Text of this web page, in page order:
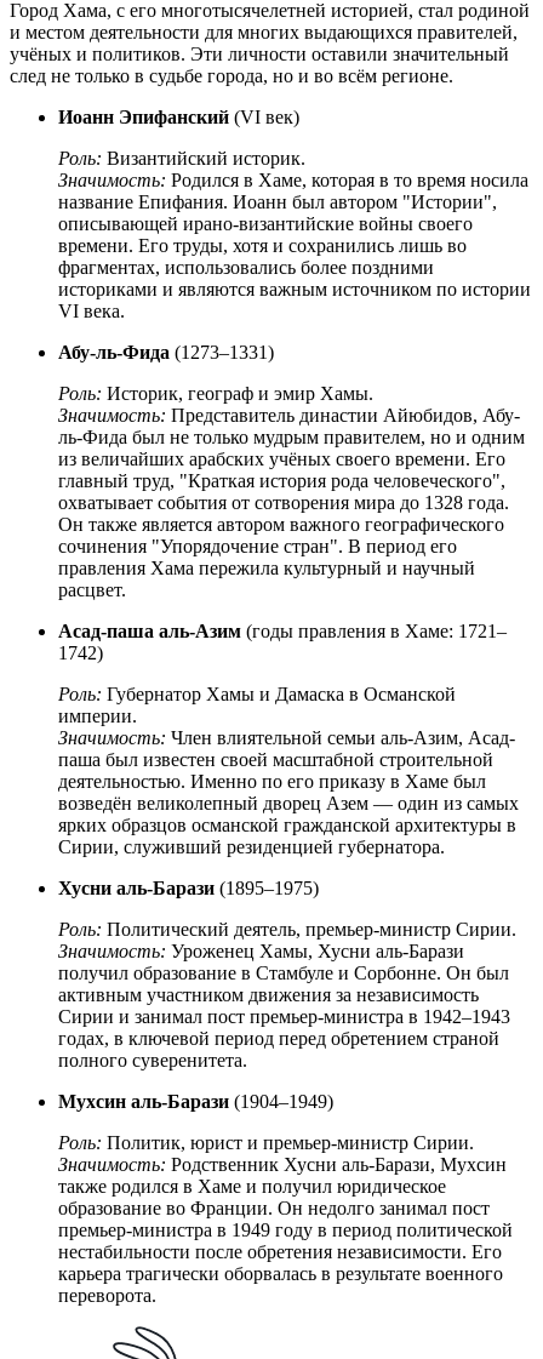
Город Хама, с его многотысячелетней историей, стал родиной
и местом деятельности для многих выдающихся правителей,
учёных и политиков. Эти личности оставили значительный
след не только в судьбе города, но и во всём регионе.
Иоанн Эпифанский (VI век)
Роль: Византийский историк.
Значимость: Родился в Хаме, которая в то время носила
название Епифания. Иоанн был автором "Истории",
описывающей ирано-византийские войны своего
времени. Его труды, хотя и сохранились лишь во
фрагментах, использовались более поздними
историками и являются важным источником по истории
VI века.
Абу-ль-Фида (1273–1331)
Роль: Историк, географ и эмир Хамы.
Значимость: Представитель династии Айюбидов, Абу-
ль-Фида был не только мудрым правителем, но и одним
из величайших арабских учёных своего времени. Его
главный труд, "Краткая история рода человеческого",
охватывает события от сотворения мира до 1328 года.
Он также является автором важного географического
сочинения "Упорядочение стран". В период его
правления Хама пережила культурный и научный
расцвет.
Асад-паша аль-Азим (годы правления в Хаме: 1721–
1742)
Роль: Губернатор Хамы и Дамаска в Османской
империи.
Значимость: Член влиятельной семьи аль-Азим, Асад-
паша был известен своей масштабной строительной
деятельностью. Именно по его приказу в Хаме был
возведён великолепный дворец Азем — один из самых
ярких образцов османской гражданской архитектуры в
Сирии, служивший резиденцией губернатора.
Хусни аль-Барази (1895–1975)
Роль: Политический деятель, премьер-министр Сирии.
Значимость: Уроженец Хамы, Хусни аль-Барази
получил образование в Стамбуле и Сорбонне. Он был
активным участником движения за независимость
Сирии и занимал пост премьер-министра в 1942–1943
годах, в ключевой период перед обретением страной
полного суверенитета.
Мухсин аль-Барази (1904–1949)
Роль: Политик, юрист и премьер-министр Сирии.
Значимость: Родственник Хусни аль-Барази, Мухсин
также родился в Хаме и получил юридическое
образование во Франции. Он недолго занимал пост
премьер-министра в 1949 году в период политической
нестабильности после обретения независимости. Его
карьера трагически оборвалась в результате военного
переворота.